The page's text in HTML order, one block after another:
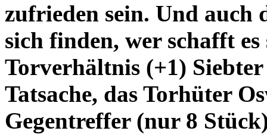
zufrieden sein. Und auch
sich finden, wer schafft
Torverhältnis (+1)
Tatsache, das Torhüter
Gegentreffer (nur 8